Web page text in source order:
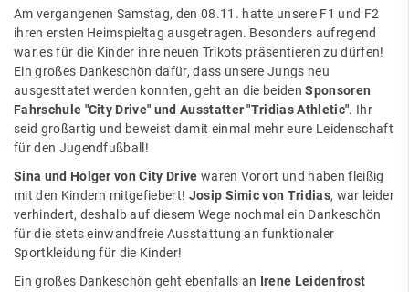
Am vergangenen Samstag, den 08.11. hatte unsere F1 und F2
ihren ersten Heimspieltag ausgetragen. Besonders aufregend
war es für die Kinder ihre neuen Trikots präsentieren zu dürfen!
Ein großes Dankeschön dafür, dass unsere Jungs neu
ausgesttatet werden konnten, geht an die beidenSponsoren
Fahrschule "City Drive" und Ausstatter "Tridias Athletic". Ihr
seid großartig und beweist damit einmal mehr eure Leidenschaft
für den Jugendfußball!
Sina und Holger von City Drive waren Vorort und haben fleißig
mit den Kindern mitgefiebert! Josip Simic von Tridias, war leider
verhindert, deshalb auf diesem Wege nochmal ein Dankeschön
für die stets einwandfreie Ausstattung an funktionaler
Sportkleidung für die Kinder!
Ein großes Dankeschön geht ebenfalls an Irene Leidenfrost